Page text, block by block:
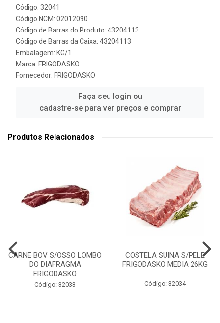
Código: 32041
Código NCM: 02012090
Código de Barras do Produto: 43204113
Código de Barras da Caixa: 43204113
Embalagem: KG/1
Marca: FRIGODASKO
Fornecedor: FRIGODASKO
Faça seu login ou
cadastre-se para ver preços e comprar
Produtos Relacionados
CARNE BOV S/OSSO LOMBO
DO DIAFRAGMA
FRIGODASKO
Código: 32033
COSTELA SUINA S/PELE
FRIGODASKO MEDIA 26KG
Código: 32034